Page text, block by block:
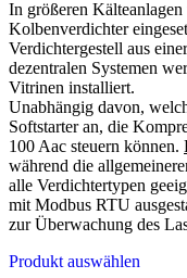
In größeren
Kolbenverdichter
Verdichtergestell aus
dezentralen Systemen
Vitrinen installiert.
Unabhängig davon,
Softstarter an, die
100 Aac steuern können.
während die
alle Verdichtertypen
mit Modbus RTU
zur Überwachung des
Produkt auswählen